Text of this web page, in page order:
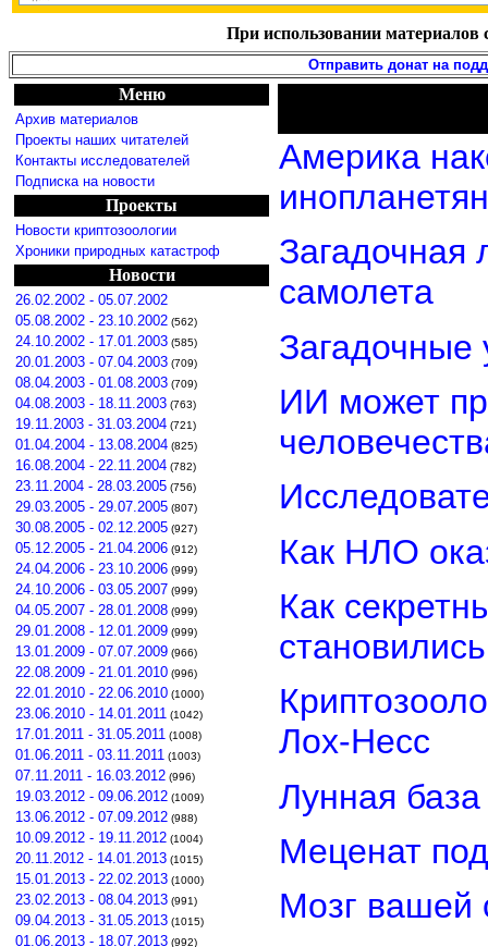
При использовании материалов
Отправить донат на
Меню
Архив материалов
Проекты наших читателей
Контакты исследователей
Подписка на новости
Проекты
Новости криптозоологии
Хроники природных катастроф
Новости
26.02.2002 - 05.07.2002
05.08.2002 - 23.10.2002 (562)
24.10.2002 - 17.01.2003 (585)
20.01.2003 - 07.04.2003 (709)
08.04.2003 - 01.08.2003 (709)
04.08.2003 - 18.11.2003 (763)
19.11.2003 - 31.03.2004 (721)
01.04.2004 - 13.08.2004 (825)
16.08.2004 - 22.11.2004 (782)
23.11.2004 - 28.03.2005 (756)
29.03.2005 - 29.07.2005 (807)
30.08.2005 - 02.12.2005 (927)
05.12.2005 - 21.04.2006 (912)
24.04.2006 - 23.10.2006 (999)
24.10.2006 - 03.05.2007 (999)
04.05.2007 - 28.01.2008 (999)
29.01.2008 - 12.01.2009 (999)
13.01.2009 - 07.07.2009 (966)
22.08.2009 - 21.01.2010 (996)
22.01.2010 - 22.06.2010 (1000)
23.06.2010 - 14.01.2011 (1042)
17.01.2011 - 31.05.2011 (1008)
01.06.2011 - 03.11.2011 (1003)
07.11.2011 - 16.03.2012 (996)
19.03.2012 - 09.06.2012 (1009)
13.06.2012 - 07.09.2012 (988)
10.09.2012 - 19.11.2012 (1004)
20.11.2012 - 14.01.2013 (1015)
15.01.2013 - 22.02.2013 (1000)
23.02.2013 - 08.04.2013 (991)
09.04.2013 - 31.05.2013 (1015)
01.06.2013 - 18.07.2013 (992)
Америка
инопланетян
Загадочная
самолета
Загадочные
ИИ может
Как НЛО
Как
Лох-Несс
Лунная
Меценат
Мозг вашей